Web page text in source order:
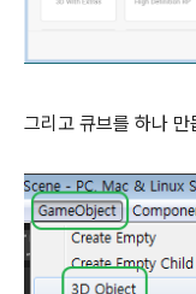
그리고 큐브를 하나 만